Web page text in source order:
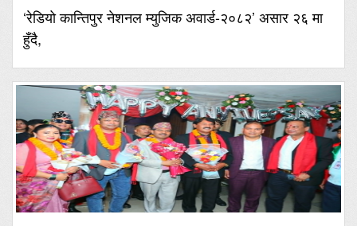
‘रेडियो कान्तिपुर नेशनल म्युजिक अवार्ड-२०८२’ असार २६ मा
हुँदै,